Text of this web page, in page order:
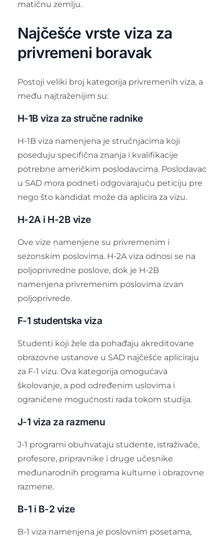
matičnu zemlju.
Najčešće vrste viza za
privremeni boravak
Postoji veliki broj kategorija privremenih viza, a
među najtraženijim su:
H-1B viza za stručne radnike
H-1B viza namenjena je stručnjacima koji
poseduju specifična znanja i kvalifikacije
potrebne američkim poslodavcima. Poslodavac
u SAD mora podneti odgovarajuću peticiju pre
nego što kandidat može da aplicira za vizu.
H-2A i H-2B vize
Ove vize namenjene su privremenim i
sezonskim poslovima. H-2A viza odnosi se na
poljoprivredne poslove, dok je H-2B
namenjena privremenim poslovima izvan
poljoprivrede.
F-1 studentska viza
Studenti koji žele da pohađaju akreditovane
obrazovne ustanove u SAD najčešće apliciraju
za F-1 vizu. Ova kategorija omogućava
školovanje, a pod određenim uslovima i
ograničene mogućnosti rada tokom studija.
J-1 viza za razmenu
J-1 programi obuhvataju studente, istraživače,
profesore, pripravnike i druge učesnike
međunarodnih programa kulturne i obrazovne
razmene.
B-1 i B-2 vize
B-1 viza namenjena je poslovnim posetama,